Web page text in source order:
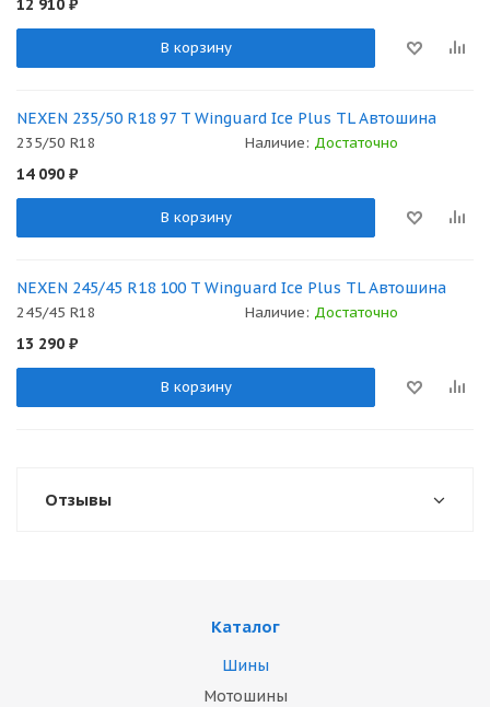
12 910 ₽
В корзину
NEXEN 235/50 R18 97 T Winguard Ice Plus TL Автошина
235/50 R18 Наличие: Достаточно
14 090 ₽
В корзину
NEXEN 245/45 R18 100 T Winguard Ice Plus TL Автошина
245/45 R18 Наличие: Достаточно
13 290 ₽
В корзину
Отзывы
Каталог
Шины
Мотошины